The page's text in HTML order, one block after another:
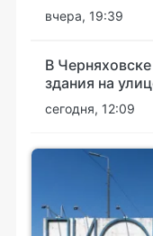
вчера, 19:39
В
здания на
сегодня, 12:09